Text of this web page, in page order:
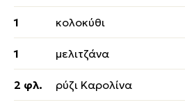
1 κολοκύθι
1 μελιτζάνα
2 φλ. ρύζι Καρολίνα